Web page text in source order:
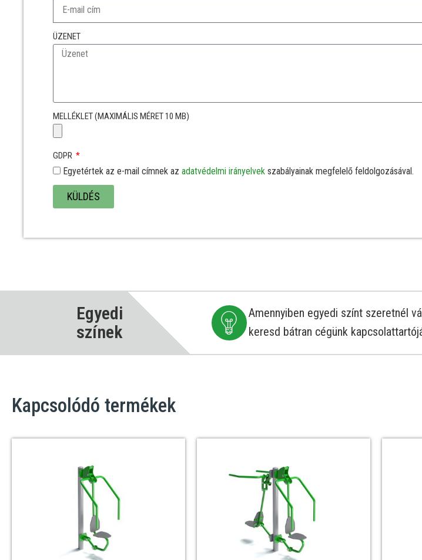
ÜZENET
MELLÉKLET (MAXIMÁLIS MÉRET 10 MB)
GDPR
Egyetértek az e-mail címnek az adatvédelmi irányelvek szabályainak megfelelő feldolgozásával.
KÜLDÉS
Egyedi
színek
Amennyiben egyedi színt szeretnél
keresd bátran cégünk
Kapcsolódó termékek